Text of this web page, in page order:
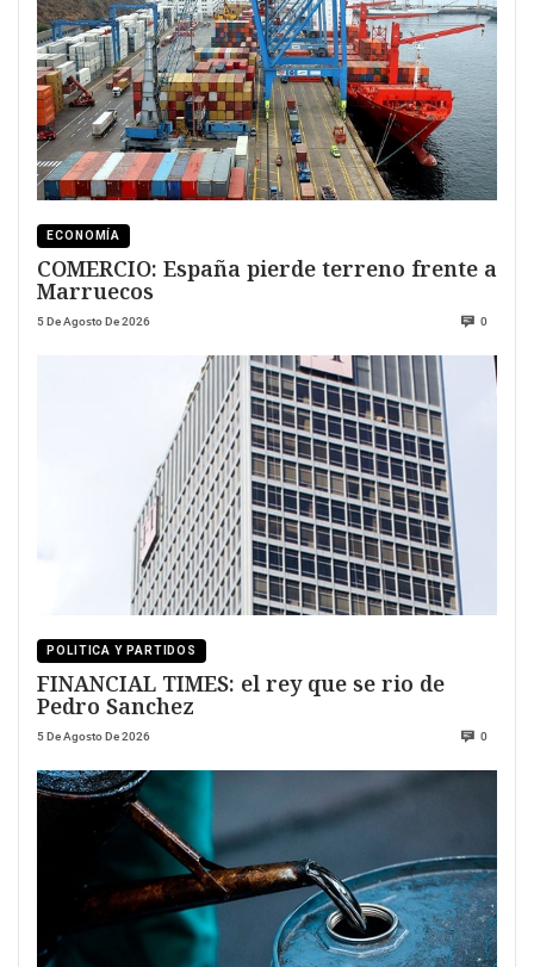
ECONOMÍA
COMERCIO: España pierde terreno frente a
Marruecos
5 De Agosto De 2026 0
POLITICA Y PARTIDOS
FINANCIAL TIMES: el rey que se rio de
Pedro Sanchez
5 De Agosto De 2026 0